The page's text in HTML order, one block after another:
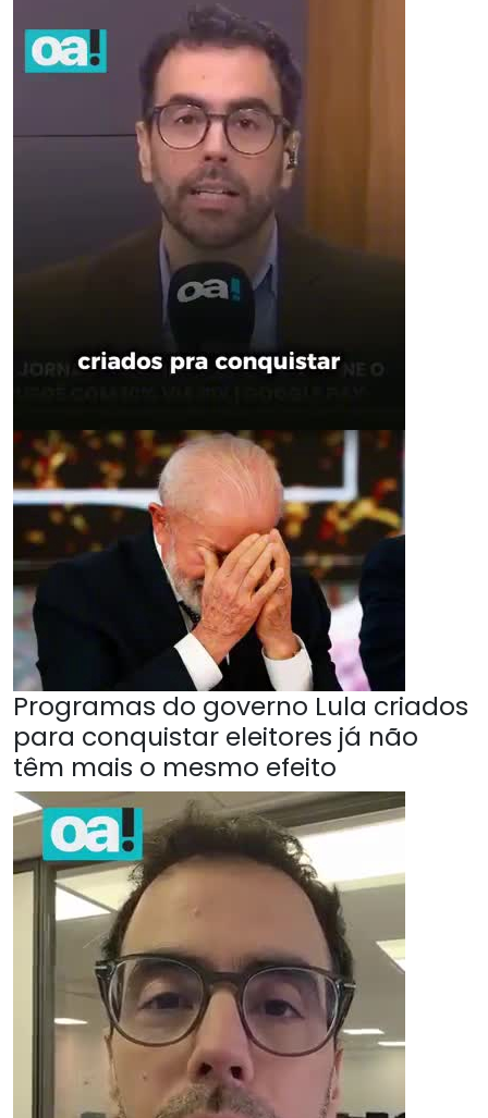
Programas do governo Lula criados
para conquistar eleitores já não
têm mais o mesmo efeito